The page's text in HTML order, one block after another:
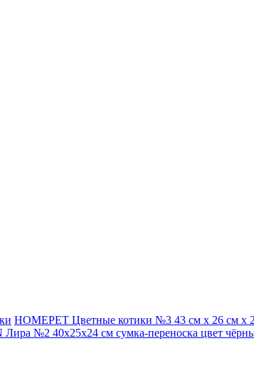
HOMEPET Цветные котики №3 43 см х 26 см х
№2 40х25х24 см сумка-переноска цвет